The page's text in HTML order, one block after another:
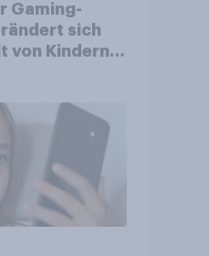
Gaming-
sich
von Kindern